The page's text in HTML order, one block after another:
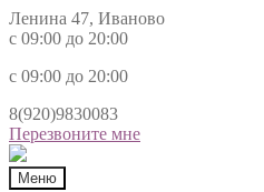
Ленина 47, Иваново
с 09:00 до 20:00
с 09:00 до 20:00
8(920)9830083
Перезвоните мне
Меню